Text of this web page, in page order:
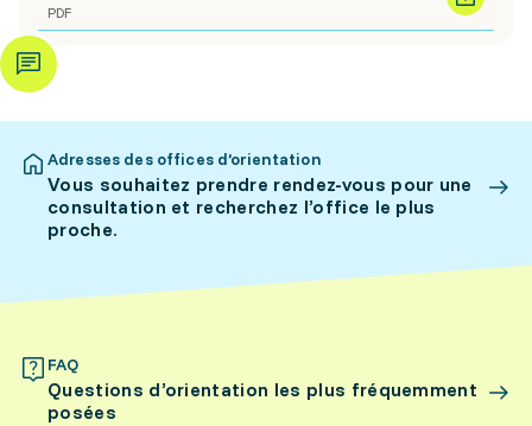
PDF
Adresses des offices d’orientation
Vous souhaitez prendre rendez-vous pour une
consultation et recherchez l’office le plus
proche.
FAQ
Questions d’orientation les plus fréquemment
posées